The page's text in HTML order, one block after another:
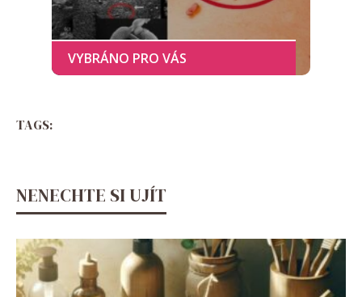
TAGS:
NENECHTE SI UJÍT